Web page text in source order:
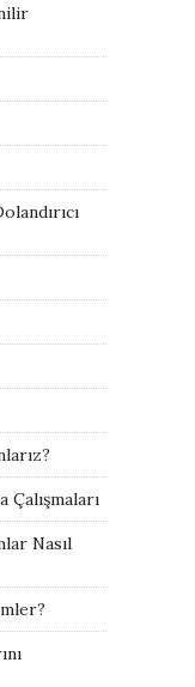
Çalışmaları
Nasıl